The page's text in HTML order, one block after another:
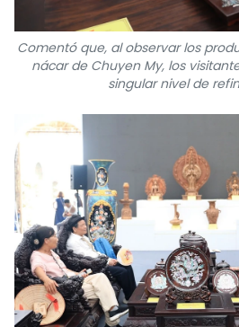
Comentó que, al observar los
nácar de Chuyen My, los
singular nivel de